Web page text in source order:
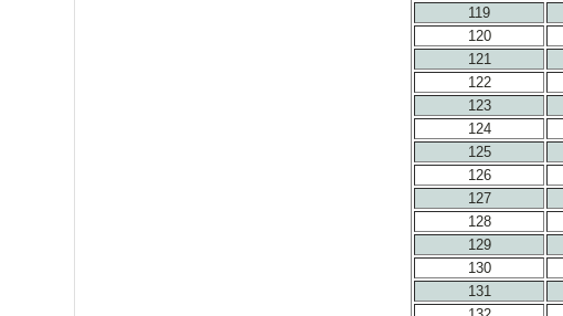
119
120
121
122
123
124
125
126
127
128
129
130
131